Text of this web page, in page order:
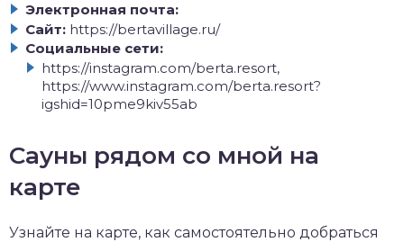
Электронная почта:
Сайт: https://bertavillage.ru/
Социальные сети:
https://instagram.com/berta.resort,
https://www.instagram.com/berta.resort?
igshid=10pme9kiv55ab
Сауны рядом со мной на
карте
Узнайте на карте, как самостоятельно добраться